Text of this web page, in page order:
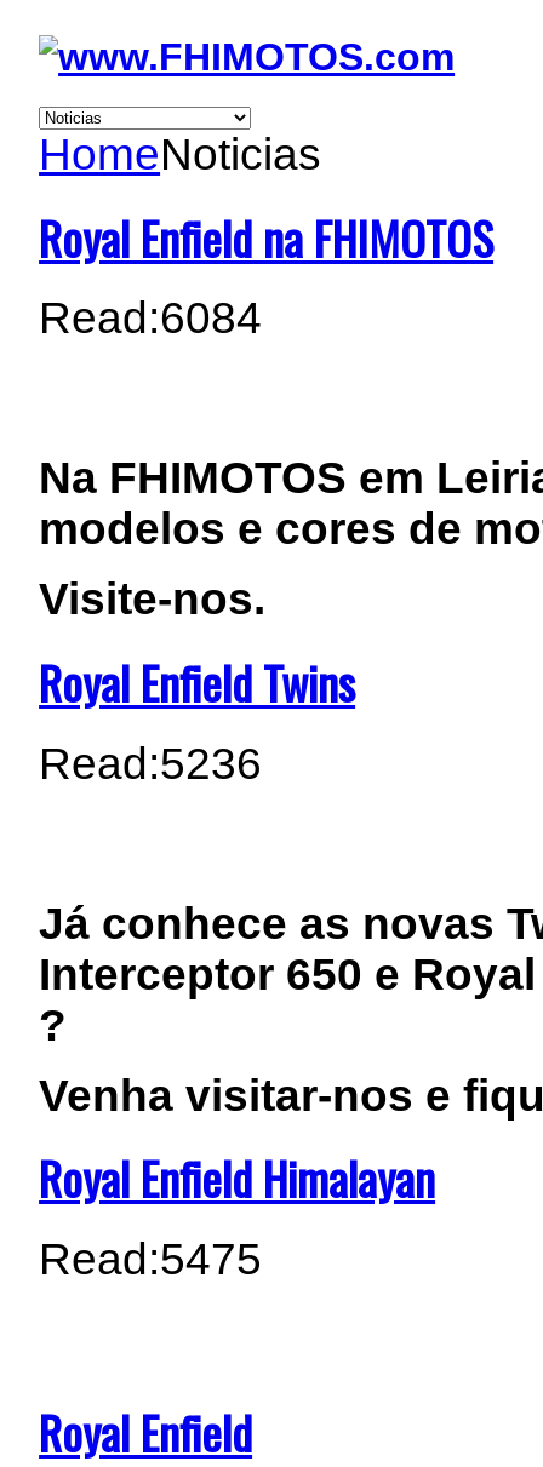
HomeNoticias
Royal Enfield na FHIMOTOS
Read:6084
Na FHIMOTOS em
modelos e cores de
Visite-nos.
Royal Enfield Twins
Read:5236
Já conhece as novas
Interceptor 650 e
?
Venha visitar-nos e
Royal Enfield Himalayan
Read:5475
Royal Enfield